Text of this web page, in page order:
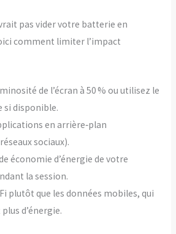
pas vider votre batterie en
comment limiter l’impact
de l’écran à 50 % ou utilisez le
si disponible.
en arrière‑plan
sociaux).
économie d’énergie de votre
la session.
plutôt que les données mobiles, qui
d’énergie.